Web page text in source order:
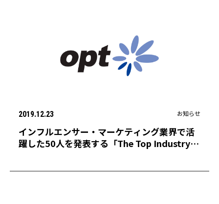
2019.12.23 お知らせ
インフルエンサー・マーケティング業界で活
躍した50人を発表する「The Top Industry